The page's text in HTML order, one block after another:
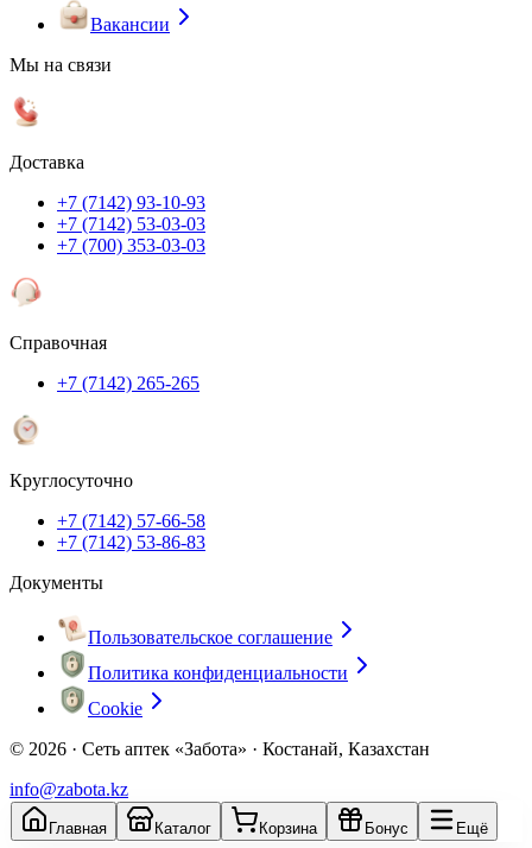
Вакансии
Мы на связи
Доставка
+7 (7142) 93-10-93
+7 (7142) 53-03-03
+7 (700) 353-03-03
Справочная
+7 (7142) 265-265
Круглосуточно
+7 (7142) 57-66-58
+7 (7142) 53-86-83
Документы
Пользовательское соглашение
Политика конфиденциальности
Cookie
© 2026 · Сеть аптек «Забота» · Костанай, Казахстан
info@zabota.kz
Главная Каталог Корзина Бонус Ещё